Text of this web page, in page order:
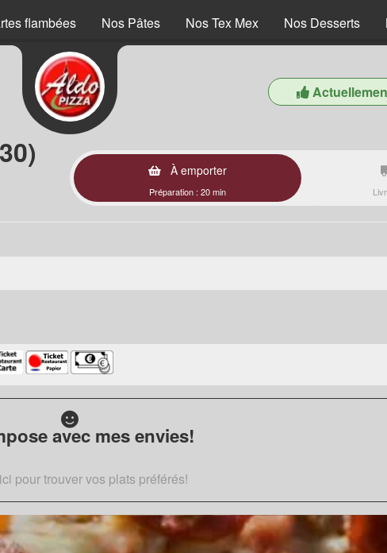
flambées Nos Pâtes Nos Tex Mex Nos Desserts
À emporter
Préparation : 20 min
avec mes envies!
pour trouver vos plats préférés!